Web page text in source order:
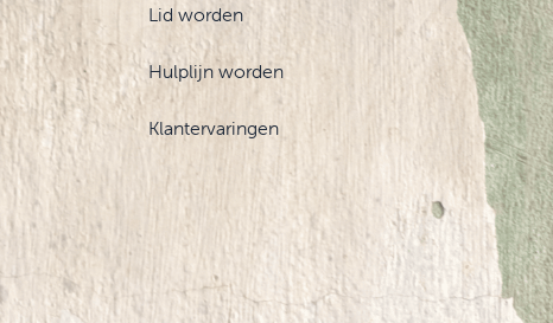
Lid worden
Hulplijn worden
Klantervaringen